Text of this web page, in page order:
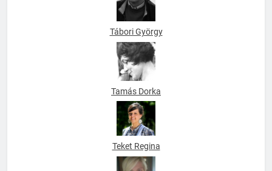
Tábori György
Tamás Dorka
Teket Regina